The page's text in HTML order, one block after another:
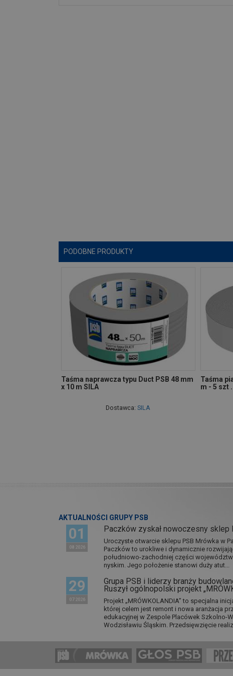
PODOBNE PRODUKTY
Taśma naprawcza typu Duct PSB 48 mm
x 10 m SILA
Dostawca:SILA
Taśma
m - 5 szt
AKTUALNOŚCI GRUPY PSB
01
08 2026
Paczków zyskał nowoczesny sklep
Uroczyste otwarcie sklepu PSB Mrówka w
Paczków to urokliwe i dynamicznie
południowo-zachodniej części
nyskim. Jego położenie stanowi duży atut...
29
07 2026
Grupa PSB i liderzy branży
Ruszył ogólnopolski projekt
Projekt „MRÓWKOLANDIA” to specjalna
której celem jest remont i nowa aranżacja
edukacyjnej w Zespole Placówek Szkolno-
Wodzisławiu Śląskim. Przedsięwzięcie